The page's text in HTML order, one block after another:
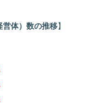
営体）数の推移】